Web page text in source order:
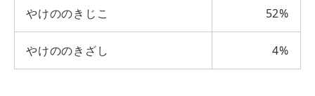
やけののきじこ 52%
やけののきざし 4%